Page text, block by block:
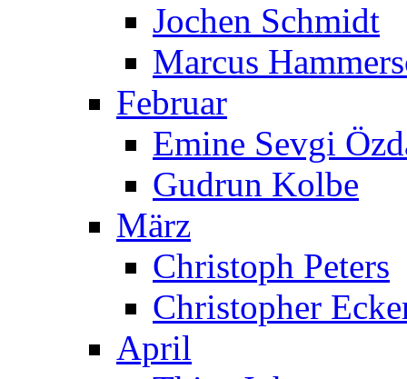
Jochen Schmidt
Marcus
Februar
Emine Sevgi
Gudrun Kolbe
März
Christoph Peters
Christopher
April